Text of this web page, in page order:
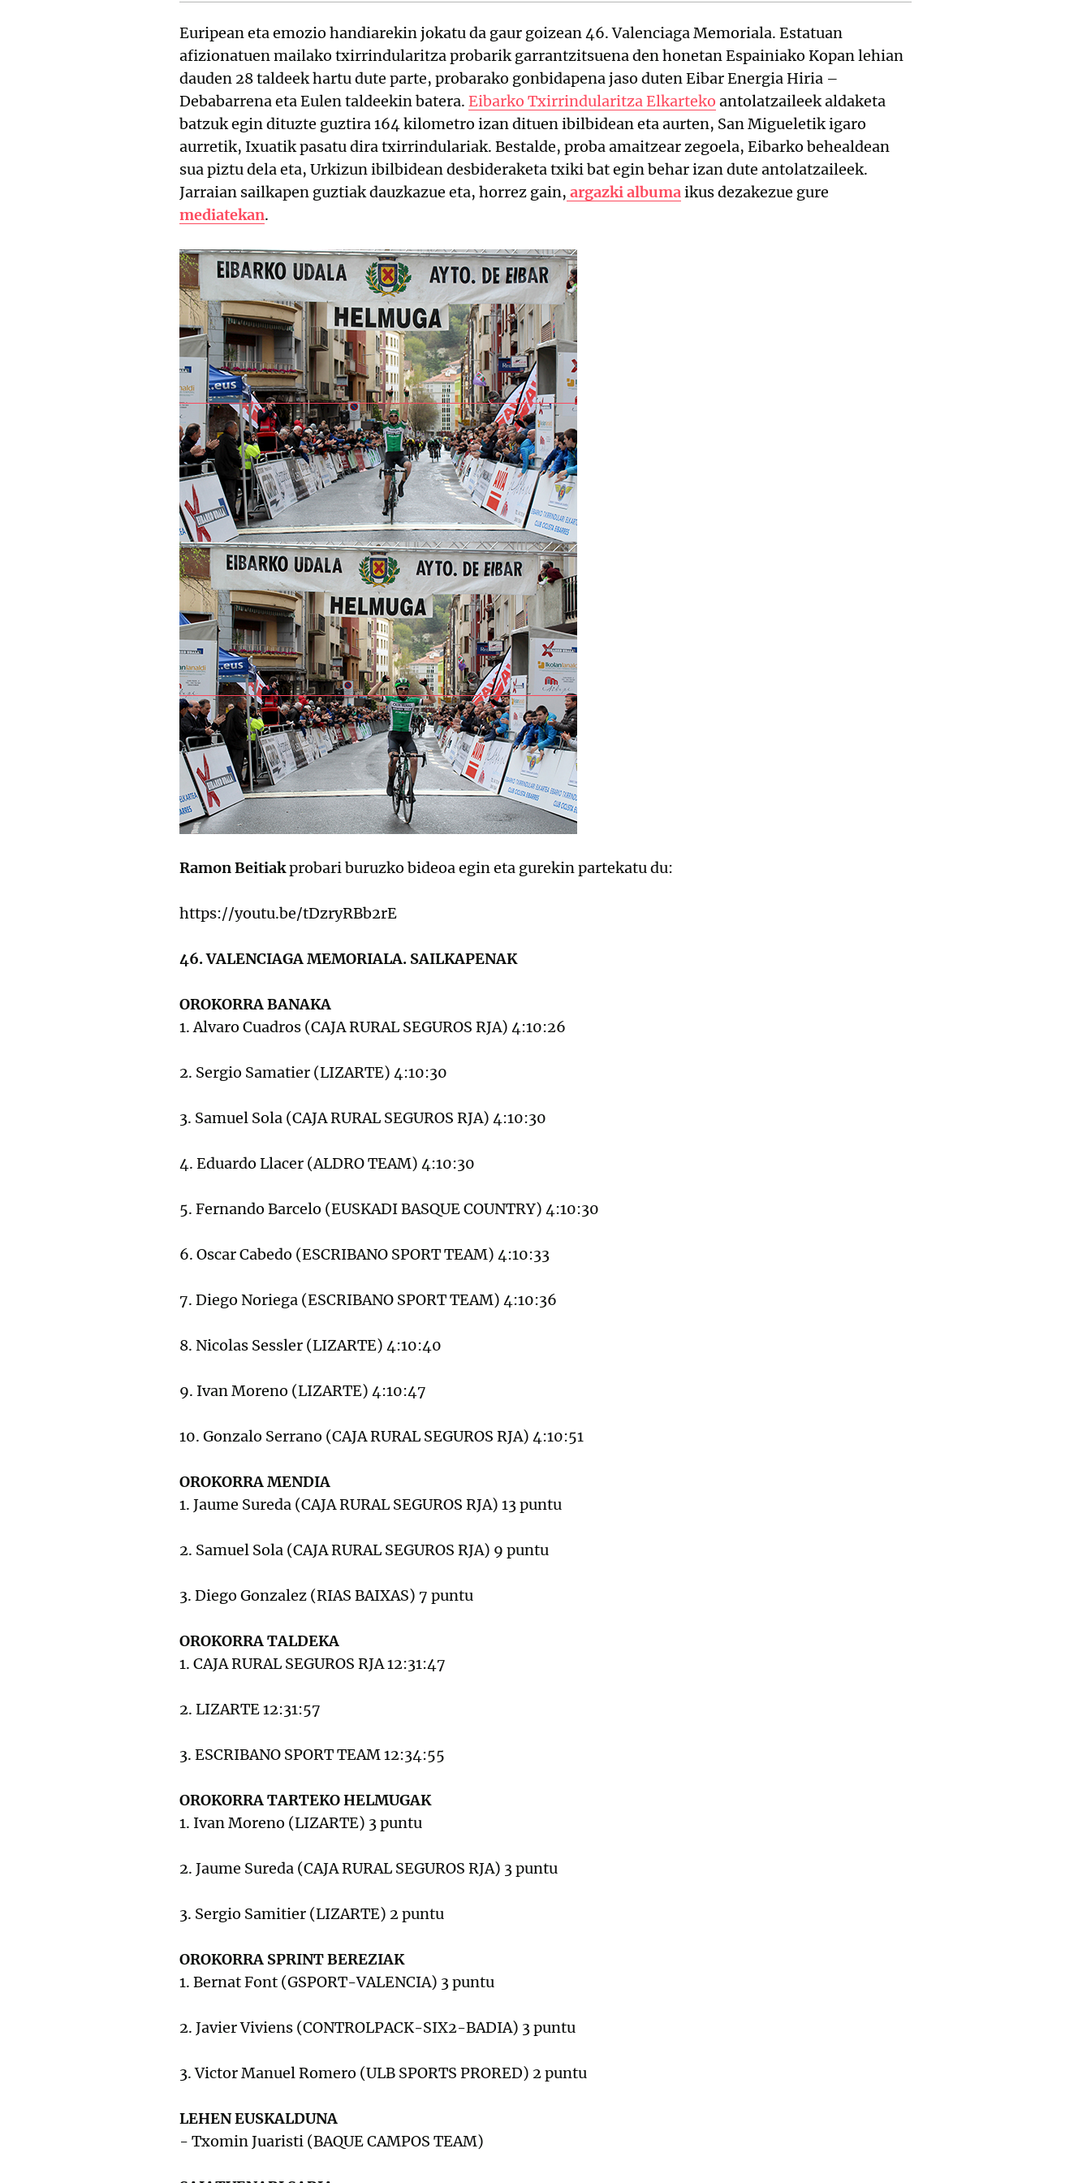
Euripean eta emozio handiarekin jokatu da gaur goizean 46. Valenciaga Memoriala. Estatuan
afizionatuen mailako txirrindularitza probarik garrantzitsuena den honetan Espainiako Kopan lehian
dauden 28 taldeek hartu dute parte, probarako gonbidapena jaso duten Eibar Energia Hiria –
Debabarrena eta Eulen taldeekin batera. Eibarko Txirrindularitza Elkarteko antolatzaileek aldaketa
batzuk egin dituzte guztira 164 kilometro izan dituen ibilbidean eta aurten, San Migueletik igaro
aurretik, Ixuatik pasatu dira txirrindulariak. Bestalde, proba amaitzear zegoela, Eibarko behealdean
sua piztu dela eta, Urkizun ibilbidean desbideraketa txiki bat egin behar izan dute antolatzaileek.
Jarraian sailkapen guztiak dauzkazue eta, horrez gain, argazki albumaikus dezakezue gure
mediatekan.
Ramon Beitiakprobari buruzko bideoa egin eta gurekin partekatu du:
https://youtu.be/tDzryRBb2rE
​46. VALENCIAGA MEMORIALA. SAILKAPENAK
OROKORRA BANAKA
1. Alvaro Cuadros (CAJA RURAL SEGUROS RJA) 4:10:26
2. Sergio Samatier (LIZARTE) 4:10:30
3. Samuel Sola (CAJA RURAL SEGUROS RJA) 4:10:30
4. Eduardo Llacer (ALDRO TEAM) 4:10:30
5. Fernando Barcelo (EUSKADI BASQUE COUNTRY) 4:10:30
6. Oscar Cabedo (ESCRIBANO SPORT TEAM) 4:10:33
7. Diego Noriega (ESCRIBANO SPORT TEAM) 4:10:36
8. Nicolas Sessler (LIZARTE) 4:10:40
9. Ivan Moreno (LIZARTE) 4:10:47
10. Gonzalo Serrano (CAJA RURAL SEGUROS RJA) 4:10:51
OROKORRA MENDIA
1. Jaume Sureda (CAJA RURAL SEGUROS RJA) 13 puntu
2. Samuel Sola (CAJA RURAL SEGUROS RJA) 9 puntu
3. Diego Gonzalez (RIAS BAIXAS) 7 puntu
OROKORRA TALDEKA
1. CAJA RURAL SEGUROS RJA 12:31:47
2. LIZARTE 12:31:57
3. ESCRIBANO SPORT TEAM 12:34:55
OROKORRA TARTEKO HELMUGAK
1. Ivan Moreno (LIZARTE) 3 puntu
2. Jaume Sureda (CAJA RURAL SEGUROS RJA) 3 puntu
3. Sergio Samitier (LIZARTE) 2 puntu
OROKORRA SPRINT BEREZIAK
1. Bernat Font (GSPORT-VALENCIA) 3 puntu
2. Javier Viviens (CONTROLPACK-SIX2-BADIA) 3 puntu
3. Victor Manuel Romero (ULB SPORTS PRORED) 2 puntu
LEHEN EUSKALDUNA
- Txomin Juaristi (BAQUE CAMPOS TEAM)